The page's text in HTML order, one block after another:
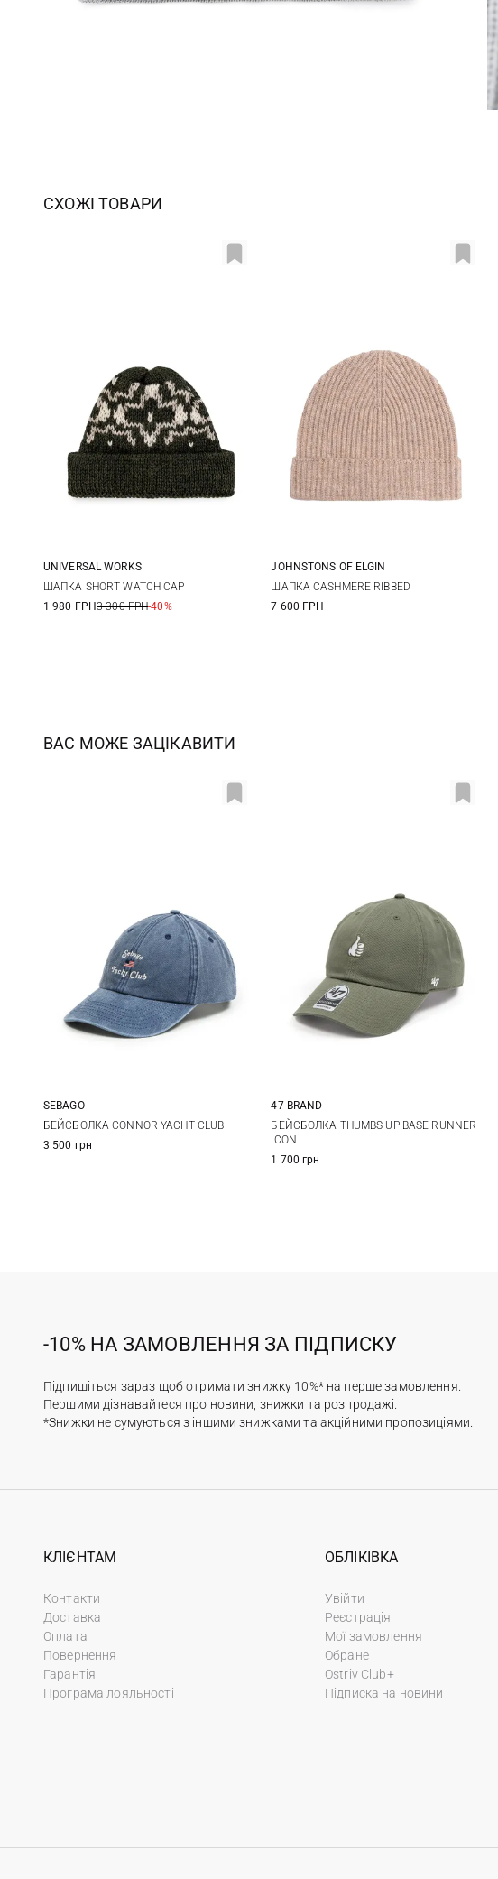
СХОЖІ ТОВАРИ
One size
UNIVERSAL WORKS
ШАПКА SHORT WATCH CAP
1 980 ГРН3 300 ГРН-40%
One size
JOHNSTONS OF ELGIN
ШАПКА CASHMERE RIBBED
7 600 ГРН
ВАС МОЖЕ ЗАЦІКАВИТИ
One size
SEBAGO
БЕЙСБОЛКА CONNOR YACHT CLUB
3 500 грн
One size
47 BRAND
БЕЙСБОЛКА THUMBS UP BASE RUNNER
ICON
1 700 грн
-10% НА ЗАМОВЛЕННЯ ЗА ПІДПИСКУ
Підпишіться зараз щоб отримати знижку 10%* на перше замовлення.
Першими дізнавайтеся про новини, знижки та розпродажі.
*Знижки не сумуються з іншими знижками та акційними пропозиціями.
КЛІЄНТАМ
Контакти
Доставка
Оплата
Повернення
Гарантія
Програма лояльності
ОБЛІКІВКА
Увійти
Реєстрація
Мої замовлення
Обране
Ostriv Club+
Підписка на новини